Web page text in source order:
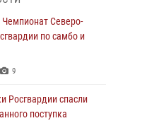
спортивному и боевому
8 1
СОТРУДНИКАМИ
ЗАДЕРЖАНО 23
Чемпионат Северо-
по самбо и
9
Росгвардии спасли
поступка